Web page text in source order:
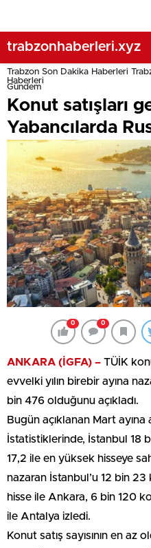
trabzonhaberleri.xyz
Trabzon Son Dakika Haberleri
Haberleri
Gündem
Konut satışları
Yabancılarda
0 0
ANKARA (İGFA) – TÜİK
evvelki yılın birebir ayına
bin 476 olduğunu açıkladı.
Bugün açıklanan Mart ayına
İstatistiklerinde, İstanbul 18
17,2 ile en yüksek hisseye
nazaran İstanbul’u 12 bin 23
hisse ile Ankara, 6 bin 120
ile Antalya izledi.
Konut satış sayısının en az